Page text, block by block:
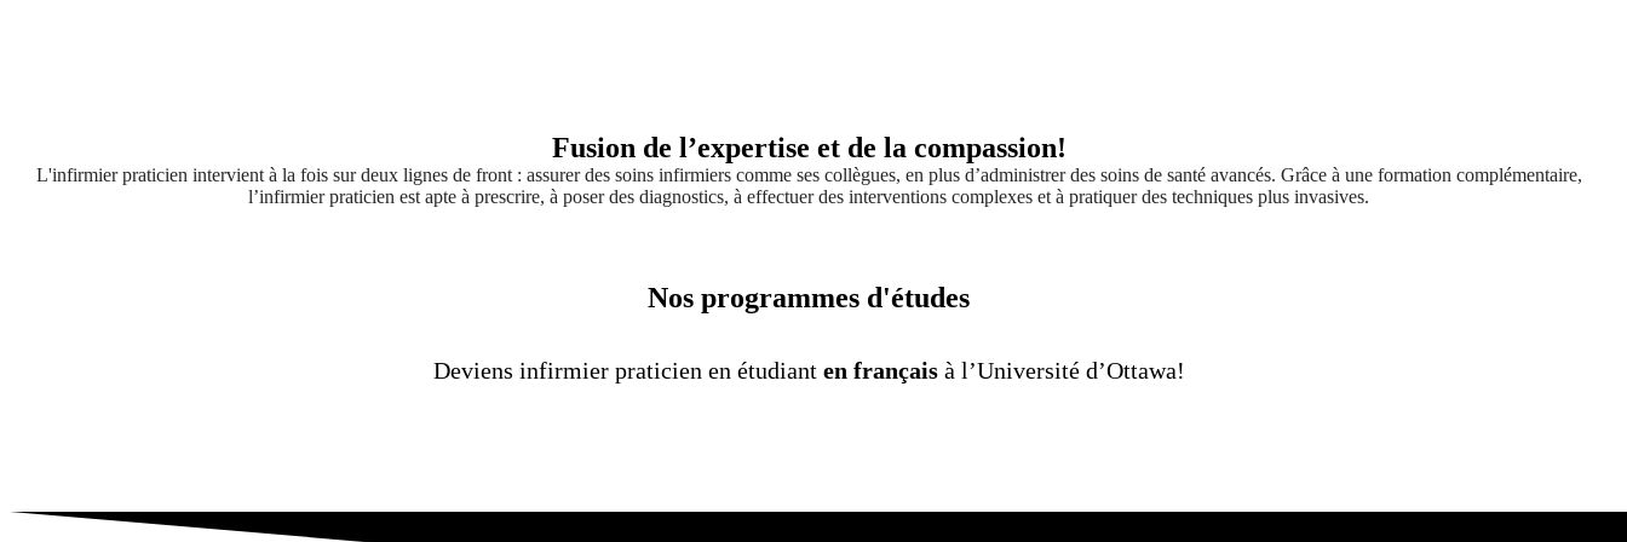
Fusion de l’expertise et de la compassion!
L'infirmier praticien intervient à la fois sur deux lignes de front : assurer des soins infirmiers comme ses collègues, en plus d’administrer des soins de santé avancés. Grâce à une formation complémentaire,
l’infirmier praticien est apte à prescrire, à poser des diagnostics, à effectuer des interventions complexes et à pratiquer des techniques plus invasives.
Nos programmes d'études
Deviens infirmier praticien en étudiant en français à l’Université d’Ottawa!